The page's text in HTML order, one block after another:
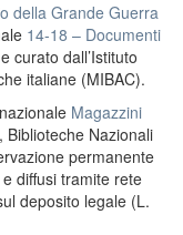
della Grande Guerra
14-18 – Documenti
curato dall’Istituto
italiane (MIBAC).
Magazzini
Biblioteche Nazionali
permanente
diffusi tramite rete
deposito legale (L.